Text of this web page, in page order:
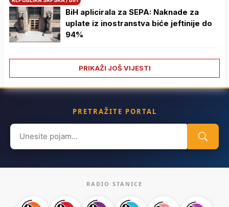
BiH aplicirala za SEPA: Naknade za
uplate iz inostranstva biće jeftinije do
94%
PRIKAŽI JOŠ VIJESTI
PRETRAŽITE PORTAL
Search
for:
RADIO STANICE